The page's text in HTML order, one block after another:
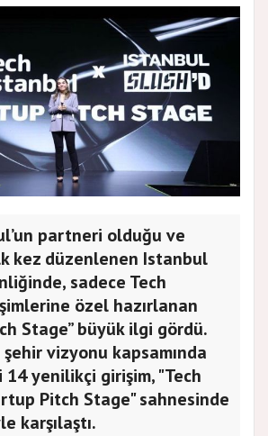
partneri olduğu ve
kez düzenlenen Istanbul
sadece Tech
özel hazırlanan
Stage” büyük ilgi gördü.
şehir vizyonu kapsamında
yenilikçi girişim, "Tech
Pitch Stage" sahnesinde
karşılaştı.